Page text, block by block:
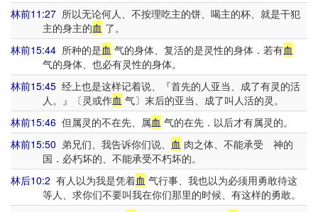
林前11:27 所以无论何人、不按理吃主的饼、喝主的杯、就是干犯
主的身主的血 了。
林前15:44 所种的是血 气的身体、复活的是灵性的身体．若有血
气的身体、也必有灵性的身体。
林前15:45 经上也是这样记着说、『首先的人亚当、成了有灵的活
人。』〔灵或作血 气〕末后的亚当、成了叫人活的灵。
林前15:46 但属灵的不在先、属血 气的在先．以后才有属灵的。
林前15:50 弟兄们、我告诉你们说、 血 肉之体、不能承受 神的
国．必朽坏的、不能承受不朽坏的。
林后10:2 有人以为我是凭着血 气行事、我也以为必须用勇敢待这
等人、求你们不要叫我在你们那里的时候、有这样的勇敢。